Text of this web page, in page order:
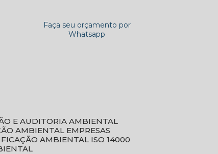
Faça seu orçamento por
Whatsapp
E AUDITORIA AMBIENTAL
AMBIENTAL EMPRESAS
AMBIENTAL ISO 14000